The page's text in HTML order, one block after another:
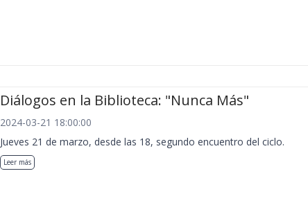
Diálogos en la Biblioteca: "Nunca Más"
2024-03-21 18:00:00
Jueves 21 de marzo, desde las 18, segundo encuentro del ciclo.
Leer más